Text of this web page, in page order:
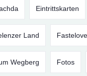
Eintrittskarten
Land
Wegberg Fotos